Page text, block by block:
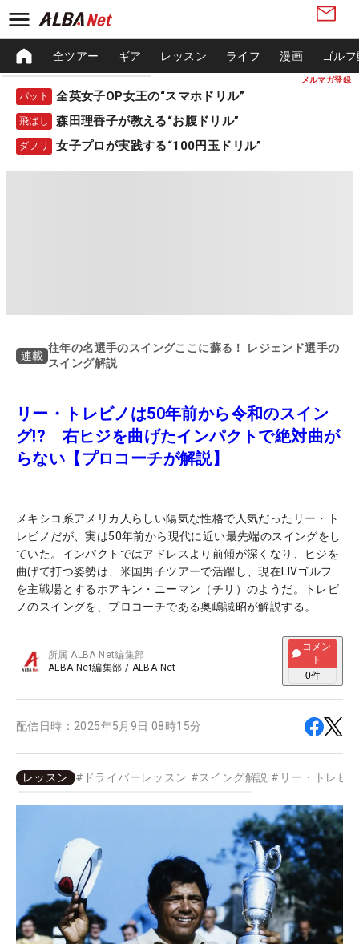
メルマガ登録
全ツアー ギア レッスン ライフ 漫画 ゴル
パット 全英女子OP女王の“スマホドリル”
飛ばし 森田理香子が教える“お腹ドリル”
ダフリ 女子プロが実践する“100円玉ドリル”
連載
往年の名選手のスイングここに蘇る！ レジェンド選手の
スイング解説
リー・トレビノは50年前から令和のスイン
グ!? 右ヒジを曲げたインパクトで絶対曲が
らない【プロコーチが解説】
メキシコ系アメリカ人らしい陽気な性格で人気だったリー・ト
レビノだが、実は50年前から現代に近い最先端のスイングをし
ていた。インパクトではアドレスより前傾が深くなり、ヒジを
曲げて打つ姿勢は、米国男子ツアーで活躍し、現在LIVゴルフ
を主戦場とするホアキン・ニーマン（チリ）のようだ。トレビ
ノのスイングを、プロコーチである奥嶋誠昭が解説する。
所属ALBA Net編集部
ALBA Net編集部 / ALBA Net
コメン
ト
0件
配信日時： 2025年5月9日 08時15分
レッスン # ドライバーレッスン #スイング解説 # リー・トレビ